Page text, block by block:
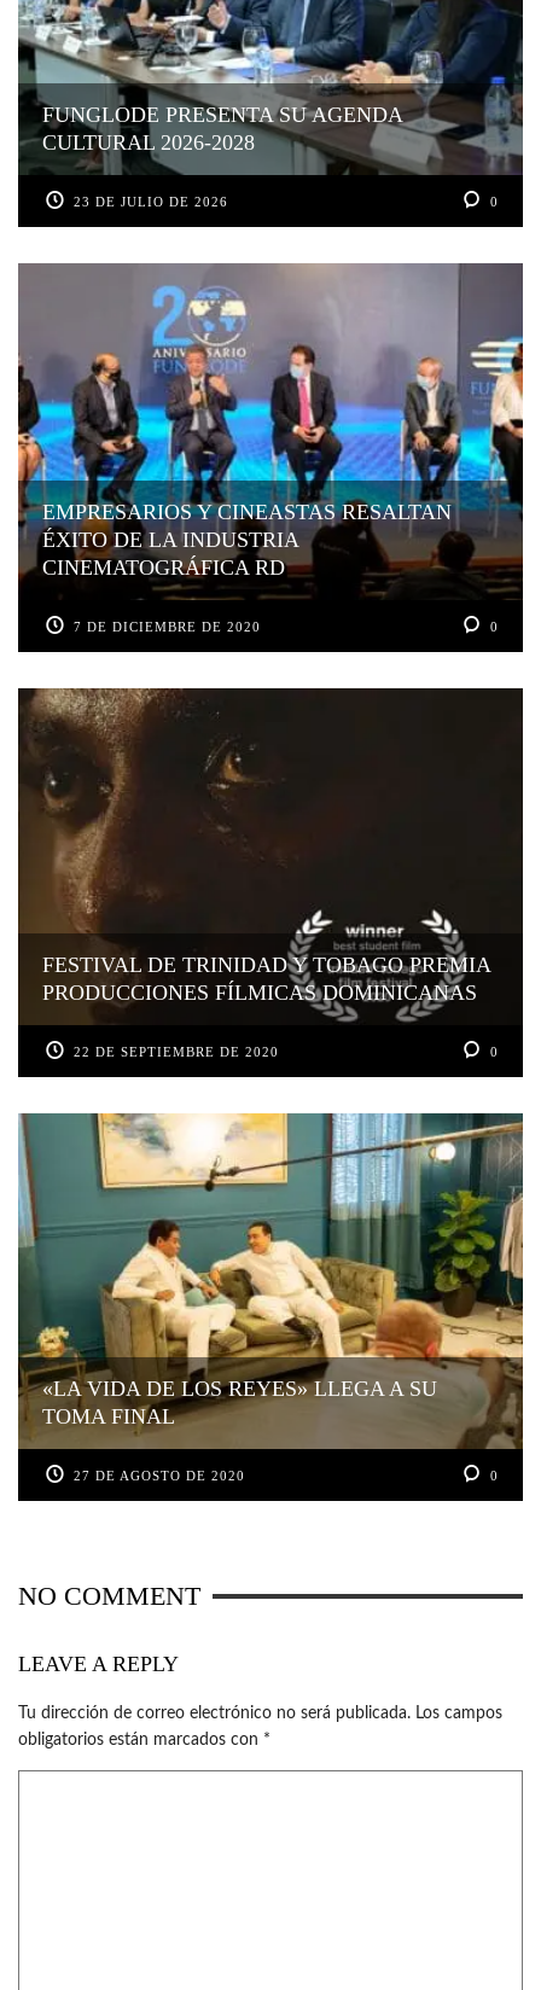
FUNGLODE PRESENTA SU AGENDA
CULTURAL 2026-2028
23 DE JULIO DE 2026 0
EMPRESARIOS Y CINEASTAS RESALTAN
ÉXITO DE LA INDUSTRIA
CINEMATOGRÁFICA RD
7 DE DICIEMBRE DE 2020 0
FESTIVAL DE TRINIDAD Y TOBAGO PREMIA
PRODUCCIONES FÍLMICAS DOMINICANAS
22 DE SEPTIEMBRE DE 2020 0
«LA VIDA DE LOS REYES» LLEGA A SU
TOMA FINAL
27 DE AGOSTO DE 2020 0
NO COMMENT
LEAVE A REPLY
Tu dirección de correo electrónico no será publicada. Los campos
obligatorios están marcados con *